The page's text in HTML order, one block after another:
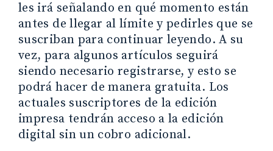
les irá señalando en qué momento están
antes de llegar al límite y pedirles que se
suscriban para continuar leyendo. A su
vez, para algunos artículos seguirá
siendo necesario registrarse, y esto se
podrá hacer de manera gratuita. Los
actuales suscriptores de la edición
impresa tendrán acceso a la edición
digital sin un cobro adicional.